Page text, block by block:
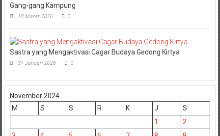
Gang-gang Kampung
10 Maret 2026 0
Sastra yang Mengaktivasi Cagar Budaya Gedong Kirtya
31 Januari 2026 0
November 2024
M
S S R K J
S
1
2